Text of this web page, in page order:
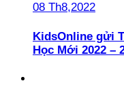
08 Th8,2022
KidsOnline gửi
Học Mới 2022 –